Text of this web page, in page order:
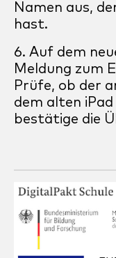
Namen aus,
hast.
Auf dem
Meldung zum
Prüfe, ob der
dem alten
bestätige die